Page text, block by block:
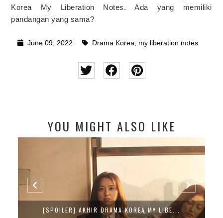
Korea My Liberation Notes. Ada yang memiliki
pandangan yang sama?
June 09, 2022 Drama Korea my liberation notes
YOU MIGHT ALSO LIKE
REKOMENDASI DRAMA KOREA ESTETIK